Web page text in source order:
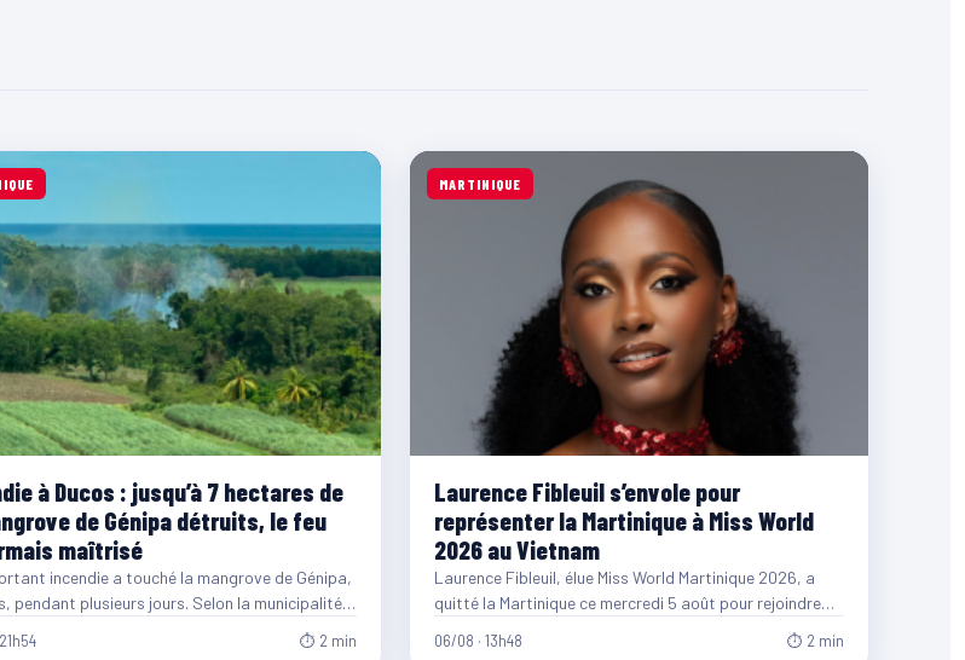
à Ducos : jusqu’à 7 hectares de
de Génipa détruits, le feu
maîtrisé
incendie a touché la mangrove de Génipa,
pendant plusieurs jours. Selon la municipalité,
⏱ 2 min
MARTINIQUE
Laurence Fibleuil s’envole pour
représenter la Martinique à Miss World
2026 au Vietnam
Laurence Fibleuil, élue Miss World Martinique 2026, a
quitté la Martinique ce mercredi 5 août pour rejoindre
06/08 · 13h48 ⏱ 2 min